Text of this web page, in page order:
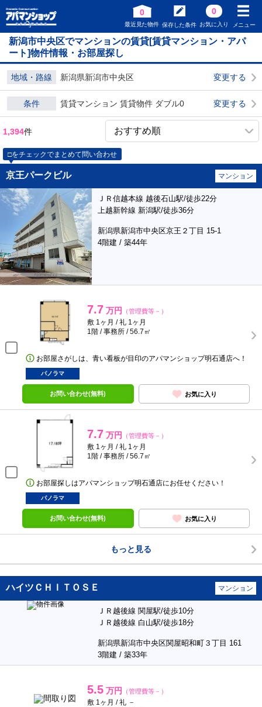
0
最近見た物件 保存した条件
0
お気に入り メニュー
新潟市中央区でマンションの賃貸[賃貸マンション・アパ
ート]物件情報・お部屋探し
地域・路線 新潟県新潟市中央区 変更する
条件 賃貸マンション 賃貸物件 ダブル0 変更する
1,394件
□をチェックでまとめて問い合わせ
京王パークビル マンション
ＪＲ信越本線 越後石山駅/徒歩22分
上越新幹線 新潟駅/徒歩36分
新潟県新潟市中央区京王２丁目 15-1
4階建 / 築44年
7.7 万円 （管理費等－）
敷 1ヶ月 / 礼 1ヶ月
1階 / 事務所 / 56.7㎡
お部屋さがしは、青い看板が目印のアパマンショップ明石通店へ！
パノラマ
お問い合わせ(無料) お気に入り
7.7 万円 （管理費等－）
敷 1ヶ月 / 礼 1ヶ月
1階 / 事務所 / 56.7㎡
お部屋探しはアパマンショップ明石通店にお任せください！
パノラマ
お問い合わせ(無料) お気に入り
もっと見る
ハイツＣＨＩＴＯＳＥ マンション
ＪＲ越後線 関屋駅/徒歩10分
ＪＲ越後線 白山駅/徒歩18分
新潟県新潟市中央区関屋昭和町３丁目 161
3階建 / 築33年
5.5 万円 （管理費等－）
敷 1ヶ月 / 礼 －